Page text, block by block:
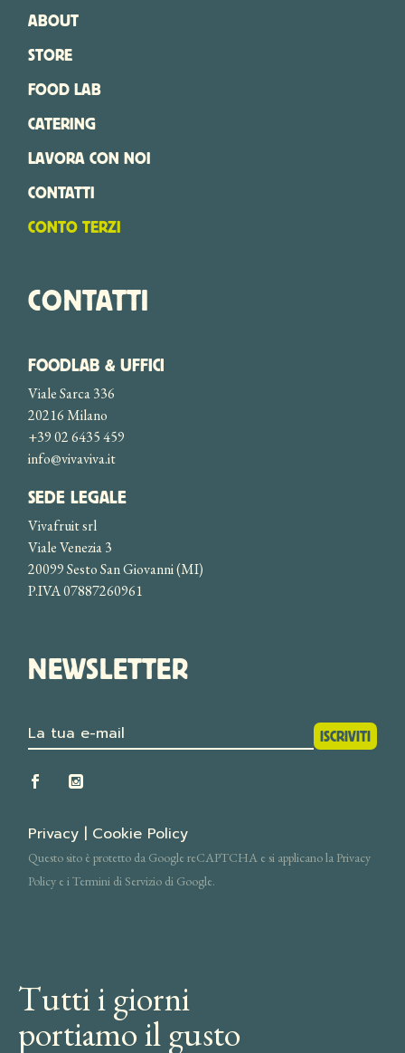
ABOUT
STORE
FOOD LAB
CATERING
LAVORA CON NOI
CONTATTI
CONTO TERZI
CONTATTI
FOODLAB & UFFICI
Viale Sarca 336
20216 Milano
+39 02 6435 459
info@vivaviva.it
SEDE LEGALE
Vivafruit srl
Viale Venezia 3
20099 Sesto San Giovanni (MI)
P.IVA 07887260961
NEWSLETTER
ISCRIVITI
ISCRIVITI
Privacy | Cookie Policy
Questo sito è protetto da Google reCAPTCHA e si applicano la Privacy
Policy e i Termini di Servizio di Google.
Tutti i giorni
portiamo il gusto